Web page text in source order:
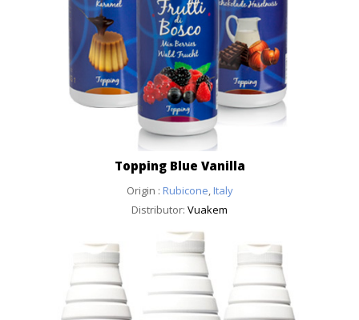
Topping Blue Vanilla
Origin : Rubicone Italy
Distributor: Vuakem